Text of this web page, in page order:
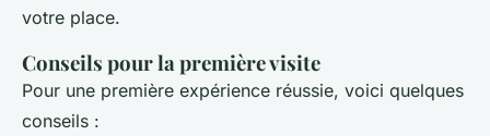
votre place.
Conseils pour la première visite
Pour une première expérience réussie, voici quelques
conseils :